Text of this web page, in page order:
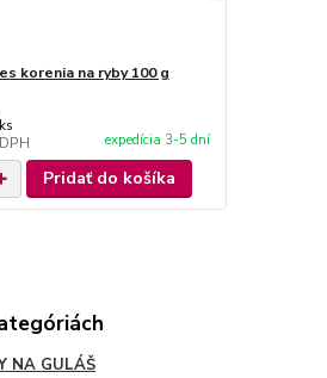
korenia na ryby 100 g
expedícia 3-5 dní
Pridať do košíka
NA GULÁŠ